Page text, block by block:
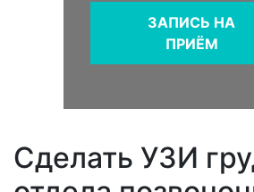
ЗАПИСЬ НА
ПРИЁМ
Сделать УЗИ